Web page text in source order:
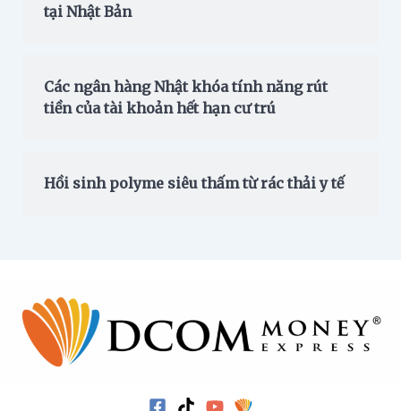
tại Nhật Bản
Các ngân hàng Nhật khóa tính năng rút
tiền của tài khoản hết hạn cư trú
Hồi sinh polyme siêu thấm từ rác thải y tế